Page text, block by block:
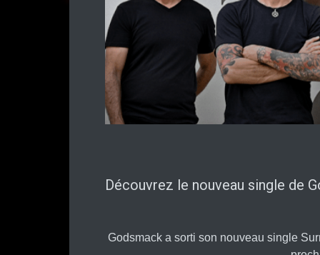
Découvrez le nouveau single de
Godsmack a sorti son nouveau single